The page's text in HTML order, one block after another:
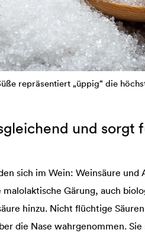
repräsentiert „üppig“ die
und sorgt
sich im Wein: Weinsäure
Gärung, auch
hinzu. Nicht flüchtige
die Nase wahrgenommen.